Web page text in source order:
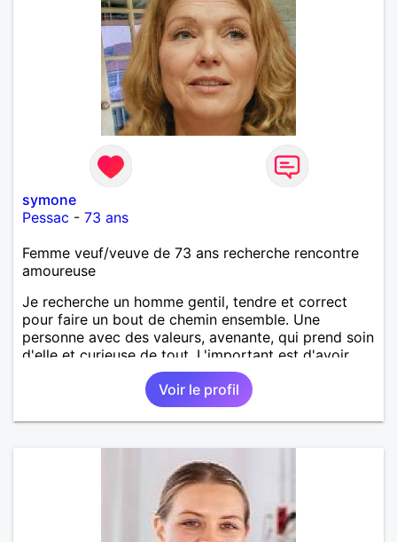
symone
Pessac - 73 ans
Femme veuf/veuve de 73 ans recherche rencontre
amoureuse
Je recherche un homme gentil, tendre et correct
pour faire un bout de chemin ensemble. Une
personne avec des valeurs, avenante, qui prend soin
d'elle et curieuse de tout. L'important est d'avoir
une complicité de tous les instants. Je suis prête de
nouveau a faire confiance mais avec des limites. Au
plaisir de vous lire et essayez de répondre !
Voir le profil